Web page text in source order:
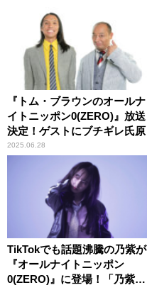
います！」
『トム・ブラウンのオールナ
イトニッポン0(ZERO)』放送
決定！ゲストにブチギレ氏原
2025.06.28
TikTokでも話題沸騰の乃紫が
『オールナイトニッポン
0(ZERO)』に登場！「乃紫と